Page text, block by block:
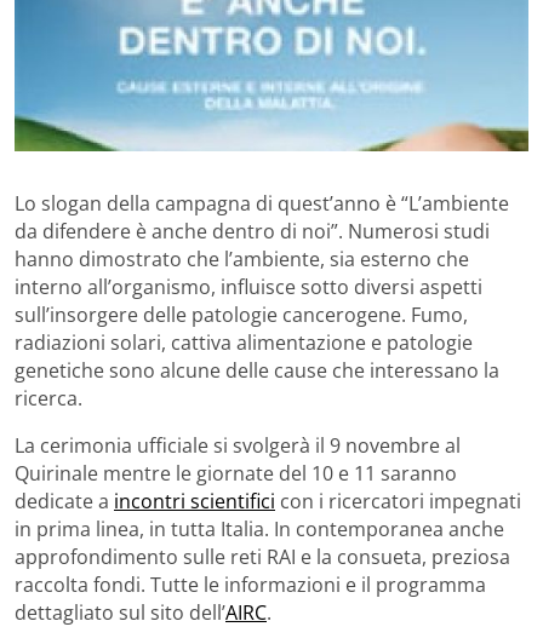
Lo slogan della campagna di quest’anno è “L’ambiente
da difendere è anche dentro di noi”. Numerosi studi
hanno dimostrato che l’ambiente, sia esterno che
interno all’organismo, influisce sotto diversi aspetti
sull’insorgere delle patologie cancerogene. Fumo,
radiazioni solari, cattiva alimentazione e patologie
genetiche sono alcune delle cause che interessano la
ricerca.
La cerimonia ufficiale si svolgerà il 9 novembre al
Quirinale mentre le giornate del 10 e 11 saranno
dedicate a incontri scientifici con i ricercatori impegnati
in prima linea, in tutta Italia. In contemporanea anche
approfondimento sulle reti RAI e la consueta, preziosa
raccolta fondi. Tutte le informazioni e il programma
dettagliato sul sito dell’AIRC.